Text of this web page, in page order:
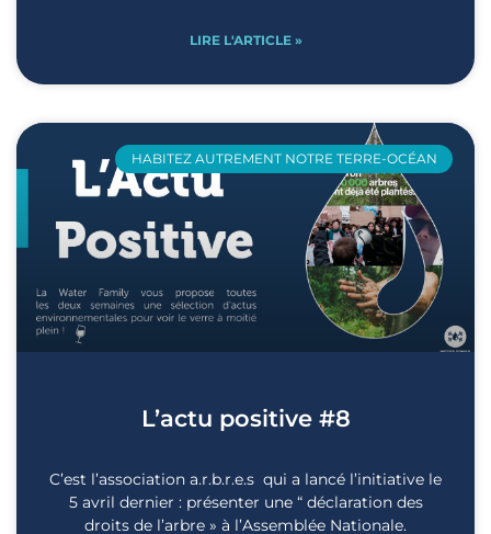
LIRE L'ARTICLE »
HABITEZ AUTREMENT NOTRE TERRE-OCÉAN
L’actu positive #8
C’est l’association a.r.b.r.e.s qui a lancé l’initiative le
5 avril dernier : présenter une “ déclaration des
droits de l’arbre » à l’Assemblée Nationale.